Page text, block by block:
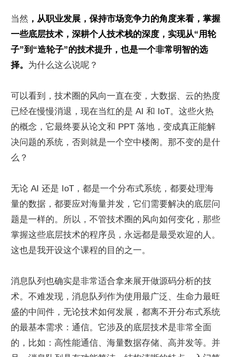
当然 ，从职业发展，保持市场竞争力的角度来看，掌握
一些底层技术，深耕个人技术栈的深度，实现从“用轮
子”到“造轮子”的技术提升，也是一个非常明智的选
择。 为什么这么说呢？
可以看到，技术圈的风向一直在变，大数据、云的热度
已经在慢慢消退，现在当红的是 AI 和 IoT。这些火热
的概念，它最终要从论文和 PPT 落地，变成真正能解
决问题的系统，否则就是一个空中楼阁。那不变的是什
么？
无论 AI 还是 IoT，都是一个分布式系统，都要处理海
量的数据，都要应对海量并发，它们需要解决的底层问
题是一样的。所以，不管技术圈的风向如何变化，那些
掌握这些底层技术的程序员，永远都是最受欢迎的人。
这也是我开设这个课程的目的之一。
消息队列也确实是非常适合拿来展开做源码分析的技
术。不难发现，消息队列作为使用最广泛、生命力最旺
盛的中间件，无论技术如何发展，都离不开分布式系统
的最基本需求：通信。它涉及的底层技术是非常全面
的，比如：高性能通信、海量数据存储、高并发等。并